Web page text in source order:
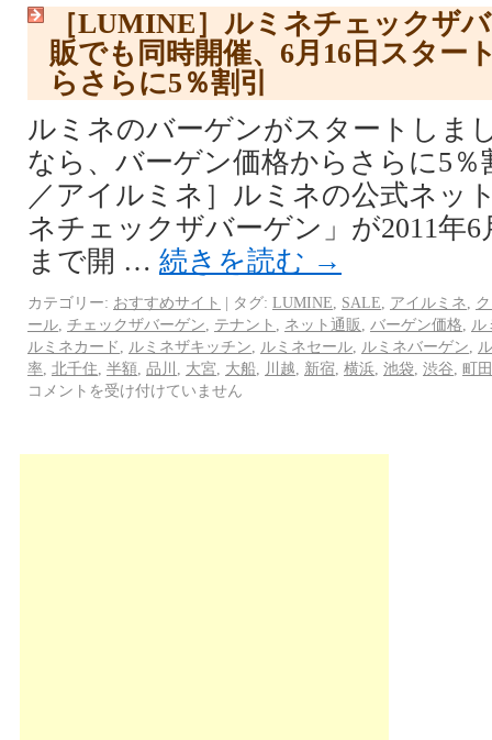
［LUMINE］ルミネチェックザ
販でも同時開催、6月16日スター
らさらに5％割引
ルミネのバーゲンがスタートしま
なら、バーゲン価格からさらに5
／アイルミネ］ルミネの公式ネッ
ネチェックザバーゲン」が2011年6
まで開 … 続きを読む →
カテゴリー: おすすめサイト | タグ: LUMINE SALE アイルミネ
ール チェックザバーゲン テナント ネット通販 バーゲン価格
ル
ルミネカード
ルミネザキッチン ルミネセール ルミネバーゲン
率 北千住 半額 品川 大宮 大船 川越 新宿 横浜 池袋 渋谷 町田
コメントを受け付けていません